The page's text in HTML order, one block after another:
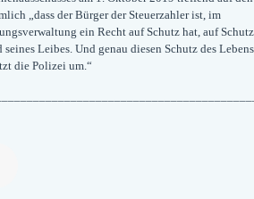
„dass der Bürger der Steuerzahler ist, im
ein Recht auf Schutz hat, auf Schutz
seines Leibes. Und genau diesen Schutz des Lebens
die Polizei um.“